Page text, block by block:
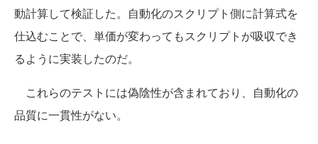
動計算して検証した。自動化のスクリプト側に計算式を
仕込むことで、単価が変わってもスクリプトが吸収でき
るように実装したのだ。
これらのテストには偽陰性が含まれており、自動化の
品質に一貫性がない。